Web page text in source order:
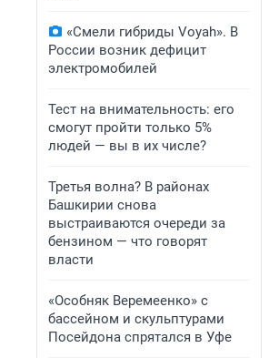
«Смели гибриды Voyah». В
России возник дефицит
электромобилей
Тест на внимательность: его
смогут пройти только 5%
людей — вы в их числе?
Третья волна? В районах
Башкирии снова
выстраиваются очереди за
бензином — что говорят
власти
«Особняк Веремеенко» с
бассейном и скульптурами
Посейдона спрятался в Уфе